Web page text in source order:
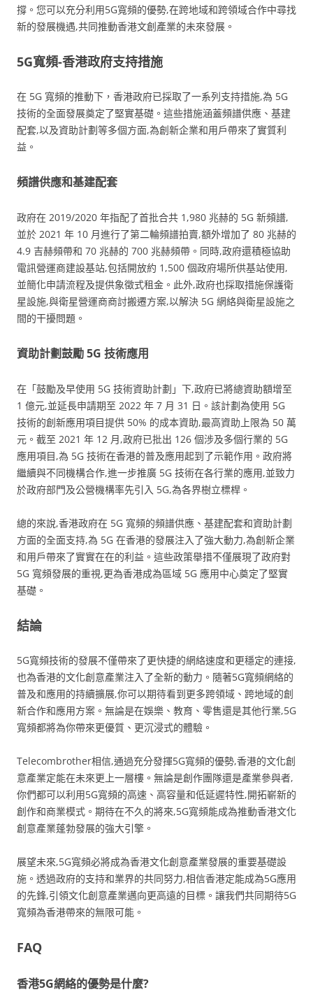
撐。您可以充分利用5G寬頻的優勢,在跨地域和跨領域合作中尋找
新的發展機遇,共同推動香港文創產業的未來發展。
5G寬頻-香港政府支持措施
在 5G 寬頻的推動下，香港政府已採取了一系列支持措施,為 5G
技術的全面發展奠定了堅實基礎。這些措施涵蓋頻譜供應、基建
配套,以及資助計劃等多個方面,為創新企業和用戶帶來了實質利
益。
頻譜供應和基建配套
政府在 2019/2020 年指配了首批合共 1,980 兆赫的 5G 新頻譜,
並於 2021 年 10 月進行了第二輪頻譜拍賣,額外增加了 80 兆赫的
4.9 吉赫頻帶和 70 兆赫的 700 兆赫頻帶。同時,政府還積極協助
電訊營運商建設基站,包括開放約 1,500 個政府場所供基站使用,
並簡化申請流程及提供象徵式租金。此外,政府也採取措施保護衛
星設施,與衛星營運商商討搬遷方案,以解決 5G 網絡與衛星設施之
間的干擾問題。
資助計劃鼓勵 5G 技術應用
在「鼓勵及早使用 5G 技術資助計劃」下,政府已將總資助額增至
1 億元,並延長申請期至 2022 年 7 月 31 日。該計劃為使用 5G
技術的創新應用項目提供 50% 的成本資助,最高資助上限為 50 萬
元。截至 2021 年 12 月,政府已批出 126 個涉及多個行業的 5G
應用項目,為 5G 技術在香港的普及應用起到了示範作用。政府將
繼續與不同機構合作,進一步推廣 5G 技術在各行業的應用,並致力
於政府部門及公營機構率先引入 5G,為各界樹立標桿。
總的來說,香港政府在 5G 寬頻的頻譜供應、基建配套和資助計劃
方面的全面支持,為 5G 在香港的發展注入了強大動力,為創新企業
和用戶帶來了實實在在的利益。這些政策舉措不僅展現了政府對
5G 寬頻發展的重視,更為香港成為區域 5G 應用中心奠定了堅實
基礎。
結論
5G寬頻技術的發展不僅帶來了更快捷的網絡速度和更穩定的連接,
也為香港的文化創意產業注入了全新的動力。隨著5G寬頻網絡的
普及和應用的持續擴展,你可以期待看到更多跨領域、跨地域的創
新合作和應用方案。無論是在娛樂、教育、零售還是其他行業,5G
寬頻都將為你帶來更優質、更沉浸式的體驗。
Telecombrother相信,通過充分發揮5G寬頻的優勢,香港的文化創
意產業定能在未來更上一層樓。無論是創作團隊還是產業參與者,
你們都可以利用5G寬頻的高速、高容量和低延遲特性,開拓嶄新的
創作和商業模式。期待在不久的將來,5G寬頻能成為推動香港文化
創意產業蓬勃發展的強大引擎。
展望未來,5G寬頻必將成為香港文化創意產業發展的重要基礎設
施。透過政府的支持和業界的共同努力,相信香港定能成為5G應用
的先鋒,引領文化創意產業邁向更高遠的目標。讓我們共同期待5G
寬頻為香港帶來的無限可能。
FAQ
香港5G網絡的優勢是什麼?